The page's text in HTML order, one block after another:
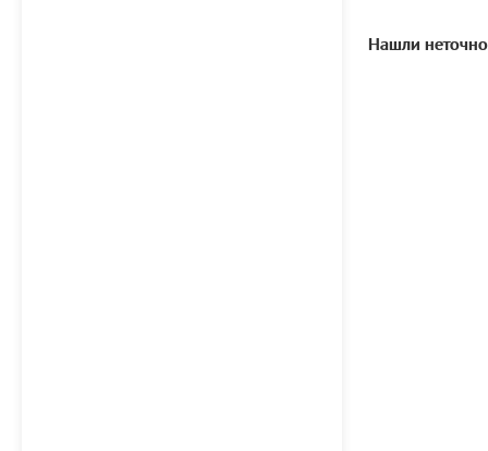
Нашли